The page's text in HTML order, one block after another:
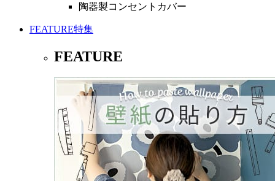
陶器製コンセントカバー
FEATURE特集
FEATURE